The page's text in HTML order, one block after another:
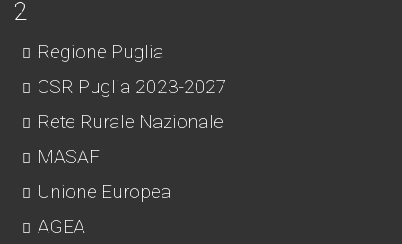
Regione Puglia
CSR Puglia 2023-2027
Rete Rurale Nazionale
MASAF
Unione Europea
AGEA